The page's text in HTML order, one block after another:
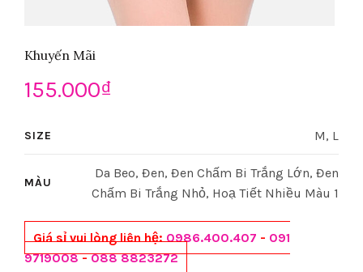
Khuyến Mãi
155.000₫
SIZE M, L
MÀU
Da Beo, Đen, Đen Chấm Bi Trắng Lớn, Đen
Chấm Bi Trắng Nhỏ, Hoạ Tiết Nhiều Màu 1
Giá sỉ vui lòng liên hệ:0986.400.407 - 091
9719008-088 8823272